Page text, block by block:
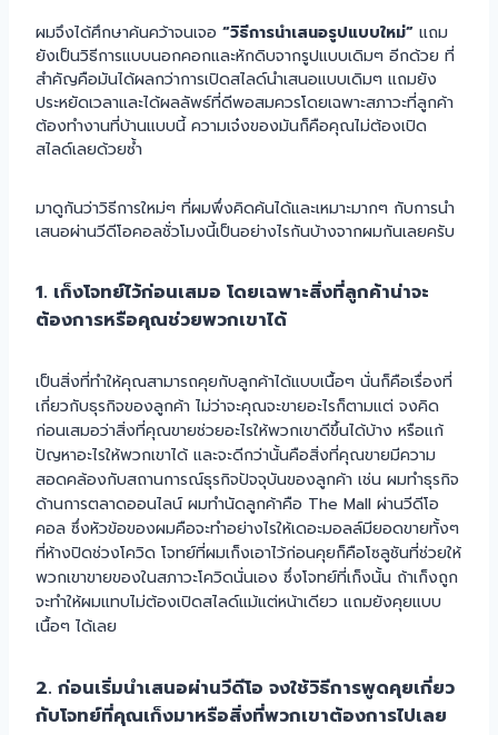
ผมจึงได้ศึกษาค้นคว้าจนเจอ “วิธีการนำเสนอรูปแบบใหม่” แถม
ยังเป็นวิธีการแบบนอกคอกและหักดิบจากรูปแบบเดิมๆ อีกด้วย ที่
สำคัญคือมันได้ผลกว่าการเปิดสไลด์นำเสนอแบบเดิมๆ แถมยัง
ประหยัดเวลาและได้ผลลัพธ์ที่ดีพอสมควรโดยเฉพาะสภาวะที่ลูกค้า
ต้องทำงานที่บ้านแบบนี้ ความเจ๋งของมันก็คือคุณไม่ต้องเปิด
สไลด์เลยด้วยซ้ำ
มาดูกันว่าวิธีการใหม่ๆ ที่ผมพึ่งคิดค้นได้และเหมาะมากๆ กับการนำ
เสนอผ่านวีดีโอคอลชั่วโมงนี้เป็นอย่างไรกันบ้างจากผมกันเลยครับ
1. เก็งโจทย์ไว้ก่อนเสมอ โดยเฉพาะสิ่งที่ลูกค้าน่าจะ
ต้องการหรือคุณช่วยพวกเขาได้
เป็นสิ่งที่ทำให้คุณสามารถคุยกับลูกค้าได้แบบเนื้อๆ นั่นก็คือเรื่องที่
เกี่ยวกับธุรกิจของลูกค้า ไม่ว่าจะคุณจะขายอะไรก็ตามแต่ จงคิด
ก่อนเสมอว่าสิ่งที่คุณขายช่วยอะไรให้พวกเขาดีขึ้นได้บ้าง หรือแก้
ปัญหาอะไรให้พวกเขาได้ และจะดีกว่านั้นคือสิ่งที่คุณขายมีความ
สอดคล้องกับสถานการณ์ธุรกิจปัจจุบันของลูกค้า เช่น ผมทำธุรกิจ
ด้านการตลาดออนไลน์ ผมทำนัดลูกค้าคือ The Mall ผ่านวีดีโอ
คอล ซึ่งหัวข้อของผมคือจะทำอย่างไรให้เดอะมอลล์มียอดขายทั้งๆ
ที่ห้างปิดช่วงโควิด โจทย์ที่ผมเก็งเอาไว้ก่อนคุยก็คือโซลูชันที่ช่วยให้
พวกเขาขายของในสภาวะโควิดนั่นเอง ซึ่งโจทย์ที่เก็งนั้น ถ้าเก็งถูก
จะทำให้ผมแทบไม่ต้องเปิดสไลด์แม้แต่หน้าเดียว แถมยังคุยแบบ
เนื้อๆ ได้เลย
2. ก่อนเริ่มนำเสนอผ่านวีดีโอ จงใช้วิธีการพูดคุยเกี่ยว
กับโจทย์ที่คุณเก็งมาหรือสิ่งที่พวกเขาต้องการไปเลย